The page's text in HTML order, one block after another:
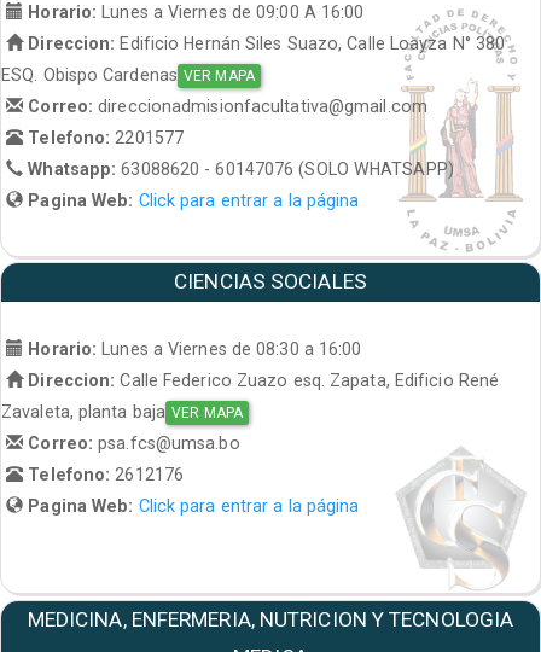
Horario:
Lunes a Viernes de 09:00 A 16:00
Direccion: Edificio Hernán Siles Suazo, Calle Loayza N° 380
ESQ. Obispo Cardenas VER MAPA
Correo:direccionadmisionfacultativa@gmail.com
Telefono: 2201577
Whatsapp:63088620 - 60147076 (SOLO WHATSAPP)
Pagina Web: Click para entrar a la página
CIENCIAS SOCIALES
Horario:
Lunes a Viernes de 08:30 a 16:00
Direccion: Calle Federico Zuazo esq. Zapata, Edificio René
Zavaleta, planta baja VER MAPA
Correo:psa.fcs@umsa.bo
Telefono: 2612176
Pagina Web: Click para entrar a la página
MEDICINA, ENFERMERIA, NUTRICION Y TECNOLOGIA